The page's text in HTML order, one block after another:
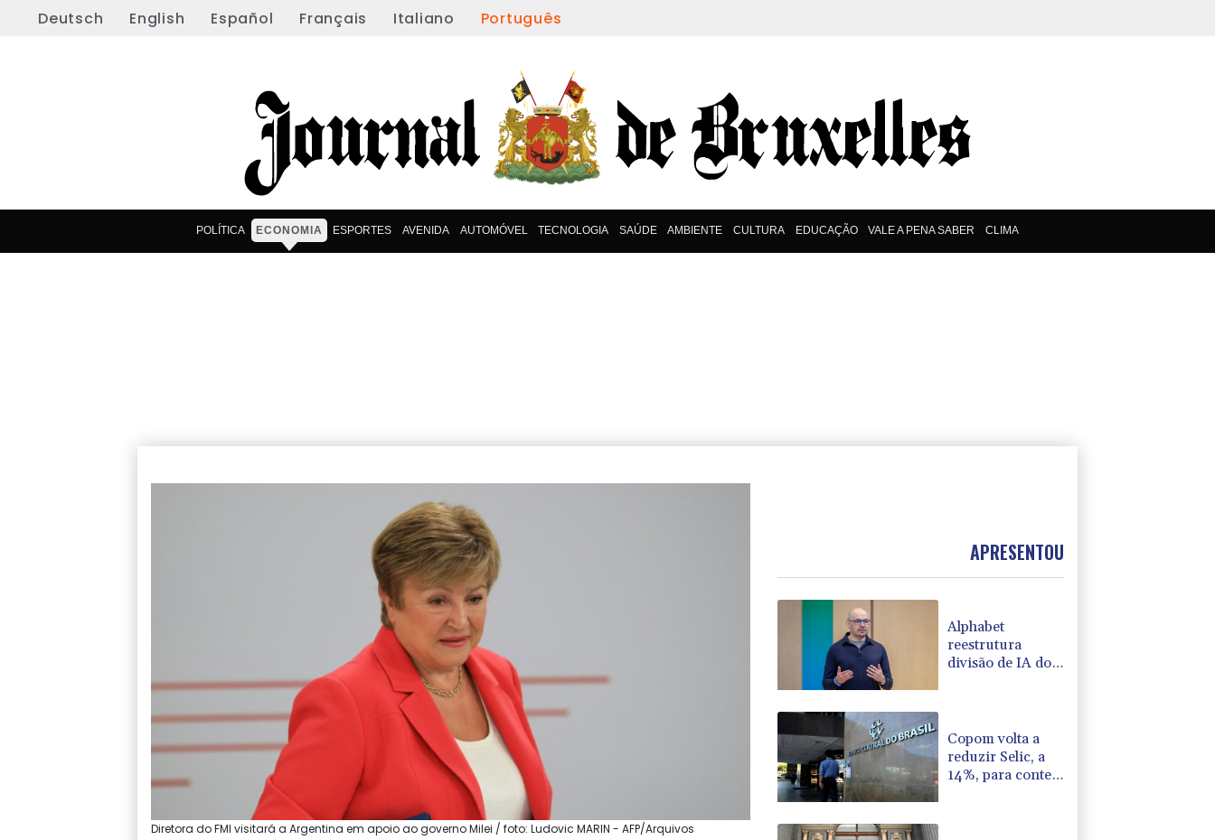
Deutsch English Español Français Italiano Português
POLÍTICA ECONOMIA ESPORTES AVENIDA AUTOMÓVEL TECNOLOGIA SAÚDE AMBIENTE CULTURA EDUCAÇÃO VALE A PENA SABER CLIMA
Diretora do FMI visitará a Argentina em apoio ao governo Milei / foto: Ludovic MARIN - AFP/Arquivos
APRESENTOU
Alphabet
reestrutura
divisão de IA do
Copom volta a
reduzir Selic, a
14%, para conter